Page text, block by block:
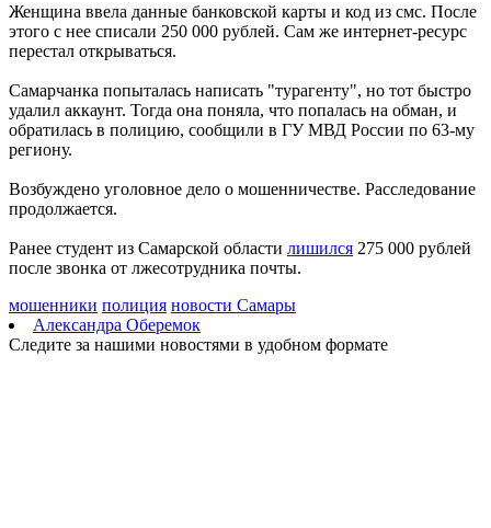
уступили "Балтике"
08.08.2026 | 18:41
Вячеслав Федорищев: "У нас очень сильная федерация
08.08.2026 | 17:57
Самарцев приглашают на бесплатные тренировки 9 августа
08.08.2026 | 17:38
8 августа в Самаре косят траву на 20-ти улицах
Школы Самарской области перейдут на обновленную
программу с 1 сентября
В Самарской области 8 августа объявили штормовое
предупреждение
Вячеслав Федорищев вручил награды спортсменам, тренерам
и ветеранам
08.08.2026 | 15:59
Женщина ввела данные банковской карты и код из смс. После
этого с нее списали 250 000 рублей. Сам же интернет-ресурс
перестал открываться.
Самарчанка попыталась написать "турагенту", но тот быстро
удалил аккаунт. Тогда она поняла, что попалась на обман, и
обратилась в полицию, сообщили в ГУ МВД России по 63-му
региону.
Возбуждено уголовное дело о мошенничестве. Расследование
продолжается.
Ранее студент из Самарской области лишился 275 000 рублей
после звонка от лжесотрудника почты.
мошенники полиция новости Самары
Александра Оберемок
Следите за нашими новостями в удобном формате